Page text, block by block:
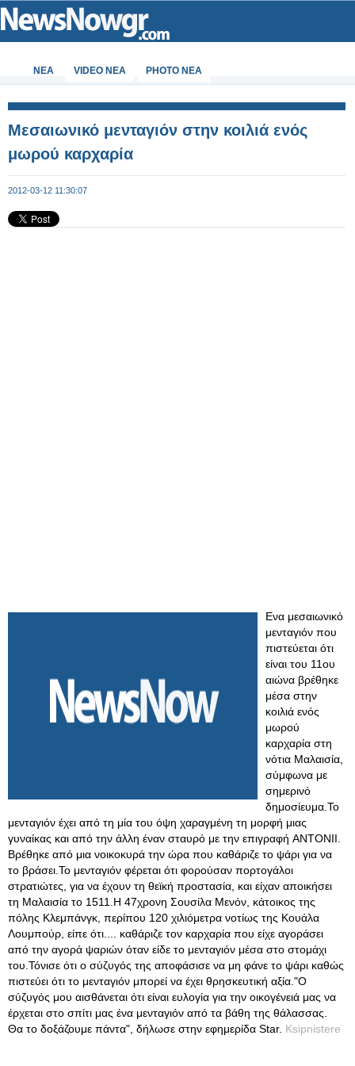
ΝΕΑ VIDEO NEA PHOTO NEA
Μεσαιωνικό μενταγιόν στην κοιλιά ενός
μωρού καρχαρία
2012-03-12 11:30:07
Ενα μεσαιωνικό
μενταγιόν που
πιστεύεται ότι
είναι του 11ου
αιώνα βρέθηκε
μέσα στην
κοιλιά ενός
μωρού
καρχαρία στη
νότια Μαλαισία,
σύμφωνα με
σημερινό
δημοσίευμα.Το
μενταγιόν έχει από τη μία του όψη χαραγμένη τη μορφή μιας
γυναίκας και από την άλλη έναν σταυρό με την επιγραφή ANTONII.
Βρέθηκε από μια νοικοκυρά την ώρα που καθάριζε το ψάρι για να
το βράσει.Το μενταγιόν φέρεται ότι φορούσαν πορτογάλοι
στρατιώτες, για να έχουν τη θεϊκή προστασία, και είχαν αποικήσει
τη Μαλαισία το 1511.Η 47χρονη Σουσίλα Μενόν, κάτοικος της
πόλης Κλεμπάνγκ, περίπου 120 χιλιόμετρα νοτίως της Κουάλα
Λουμπούρ, είπε ότι.... καθάριζε τον καρχαρία που είχε αγοράσει
από την αγορά ψαριών όταν είδε το μενταγιόν μέσα στο στομάχι
του.Τόνισε ότι ο σύζυγός της αποφάσισε να μη φάνε το ψάρι καθώς
πιστεύει ότι το μενταγιόν μπορεί να έχει θρησκευτική αξία."Ο
σύζυγός μου αισθάνεται ότι είναι ευλογία για την οικογένειά μας να
έρχεται στο σπίτι μας ένα μενταγιόν από τα βάθη της θάλασσας.
Θα το δοξάζουμε πάντα", δήλωσε στην εφημερίδα Star. Ksipnistere